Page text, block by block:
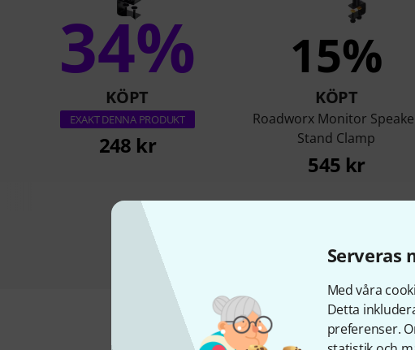
Serveras
Med våra
Detta
preferenser.
34%
KÖPT
EXAKT DENNA PRODUKT
248 kr
15%
KÖPT
Roadworx Monitor
Stand Clamp
545 kr